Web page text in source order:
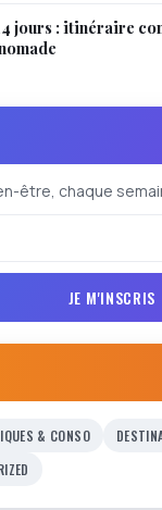
jours : itinéraire
être, chaque
JE M'INSCRIS
& CONSO